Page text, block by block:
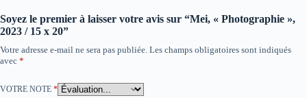
Soyez le premier à laisser votre avis sur “Mei, « Photographie »,
2023 / 15 x 20”
Votre adresse e-mail ne sera pas publiée. Les champs obligatoires sont indiqués
avec *
VOTRE NOTE *